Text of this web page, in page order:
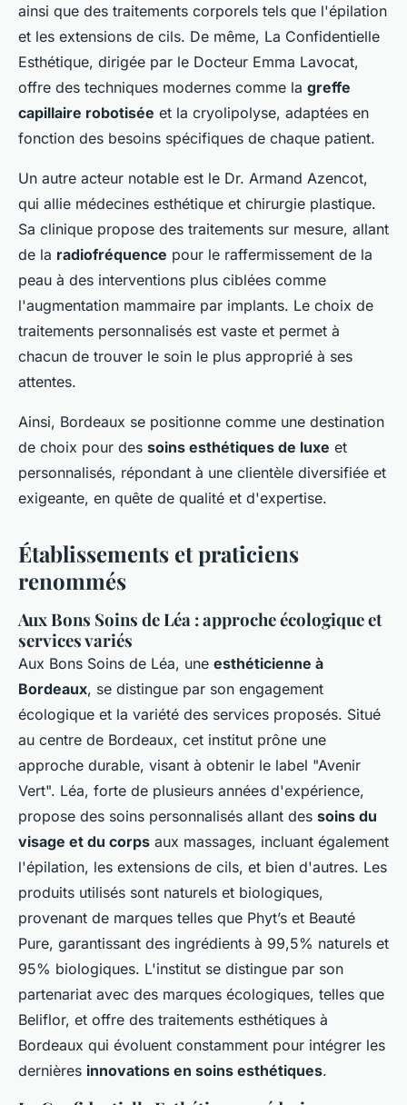
ainsi que des traitements corporels tels que l'épilation
et les extensions de cils. De même, La Confidentielle
Esthétique, dirigée par le Docteur Emma Lavocat,
offre des techniques modernes comme la greffe
capillaire robotisée et la cryolipolyse, adaptées en
fonction des besoins spécifiques de chaque patient.
Un autre acteur notable est le Dr. Armand Azencot,
qui allie médecines esthétique et chirurgie plastique.
Sa clinique propose des traitements sur mesure, allant
de la radiofréquence pour le raffermissement de la
peau à des interventions plus ciblées comme
l'augmentation mammaire par implants. Le choix de
traitements personnalisés est vaste et permet à
chacun de trouver le soin le plus approprié à ses
attentes.
Ainsi, Bordeaux se positionne comme une destination
de choix pour des soins esthétiques de luxe et
personnalisés, répondant à une clientèle diversifiée et
exigeante, en quête de qualité et d'expertise.
Établissements et praticiens
renommés
Aux Bons Soins de Léa : approche écologique et
services variés
Aux Bons Soins de Léa, une esthéticienne à
Bordeaux, se distingue par son engagement
écologique et la variété des services proposés. Situé
au centre de Bordeaux, cet institut prône une
approche durable, visant à obtenir le label "Avenir
Vert". Léa, forte de plusieurs années d'expérience,
propose des soins personnalisés allant des soins du
visage et du corps aux massages, incluant également
l'épilation, les extensions de cils, et bien d'autres. Les
produits utilisés sont naturels et biologiques,
provenant de marques telles que Phyt’s et Beauté
Pure, garantissant des ingrédients à 99,5% naturels et
95% biologiques. L'institut se distingue par son
partenariat avec des marques écologiques, telles que
Beliflor, et offre des traitements esthétiques à
Bordeaux qui évoluent constamment pour intégrer les
dernières innovations en soins esthétiques.